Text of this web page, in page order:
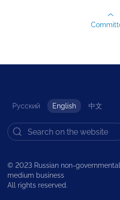
Русский English 中文
© 2023 Russian non-
medium business
All rights reserved.